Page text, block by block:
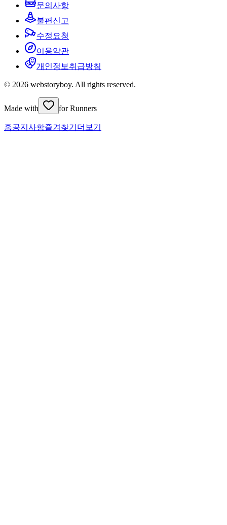
문의사항
불편신고
수정요청
이용약관
개인정보취급방침
© 2026 webstoryboy. All rights reserved.
Made with for Runners
홈공지사항즐겨찾기 더보기